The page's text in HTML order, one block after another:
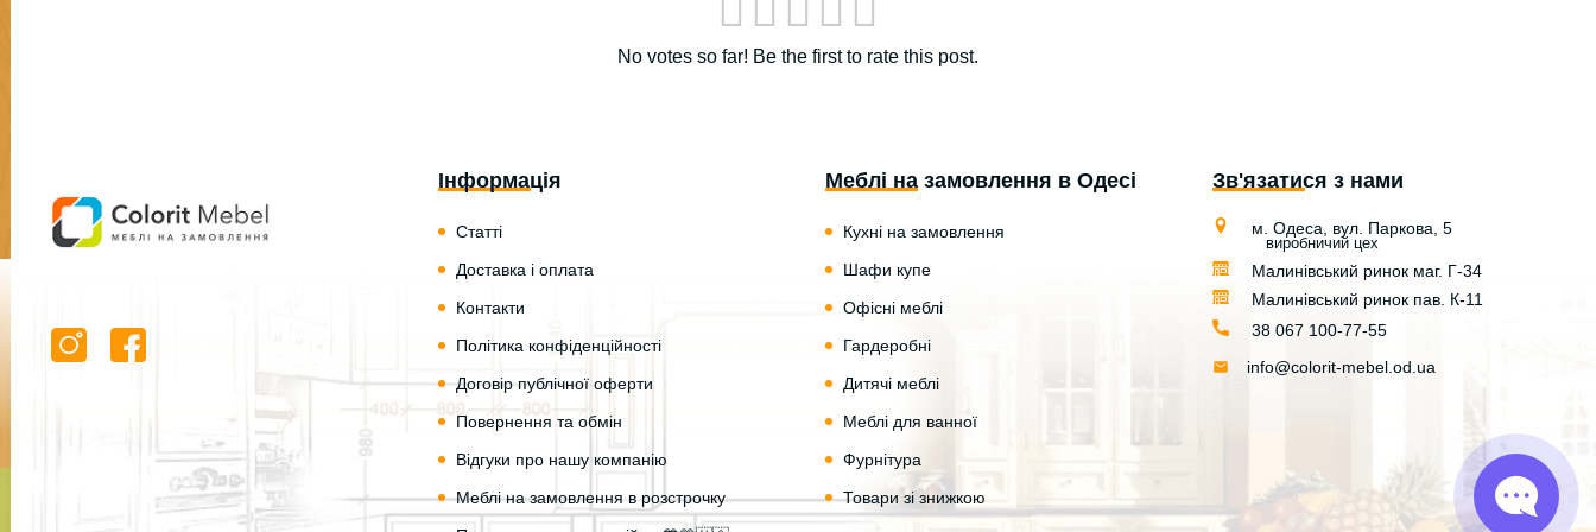
No votes so far! Be the first to rate this post.
Інформація
Статті
Доставка і оплата
Контакти
Політика конфіденційності
Договір публічної оферти
Повернення та обмін
Відгуки про нашу компанію
Меблі на замовлення в розстрочку
Меблі на замовлення в Одесі
Кухні на замовлення
Шафи купе
Офісні меблі
Гардеробні
Дитячі меблі
Меблі для ванної
Фурнітура
Товари зі знижкою
Зв'язатися з нами
м. Одеса, вул. Паркова, 5
виробничий цех
Малинівський ринок маг. Г-34
Малинівський ринок пав. К-11
38 067 100-77-55
info@colorit-mebel.od.ua